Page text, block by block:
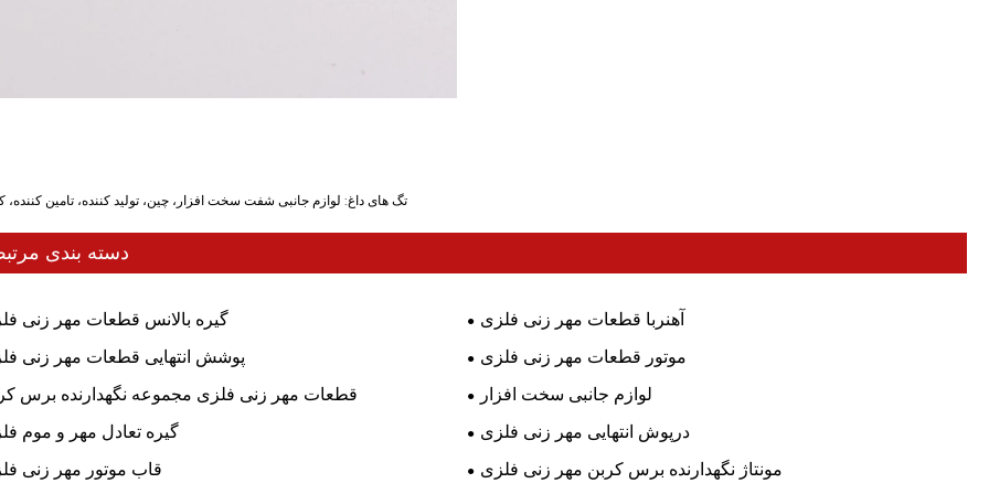
تگ های داغ: لوازم جانبی شفت سخت افزار، چین، تولید کننده، تامین کننده،
دسته بندی
گیره بالانس قطعات مهر زنی
آهنربا قطعات مهر زنی فلزی
پوشش انتهایی قطعات مهر زنی
موتور قطعات مهر زنی فلزی
قطعات مهر زنی فلزی مجموعه نگهدارنده برس
لوازم جانبی سخت افزار
گیره تعادل مهر و موم
درپوش انتهایی مهر زنی فلزی
قاب موتور مهر زنی
مونتاژ نگهدارنده برس کربن مهر زنی فلزی